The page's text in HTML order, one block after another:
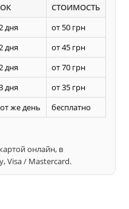
СТОИМОСТЬ
дня
от 50 грн
дня
от 45 грн
дня
от 70 грн
дня
от 35 грн
же день бесплатно
онлайн, в
Visa / Mastercard.